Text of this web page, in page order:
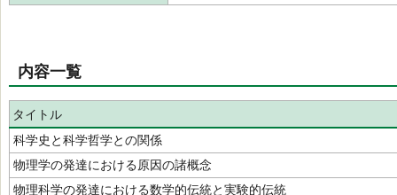
内容一覧
タイトル
科学史と科学哲学との関係
物理学の発達における原因の諸概念
物理科学の発達における数学的伝統と実験的伝統